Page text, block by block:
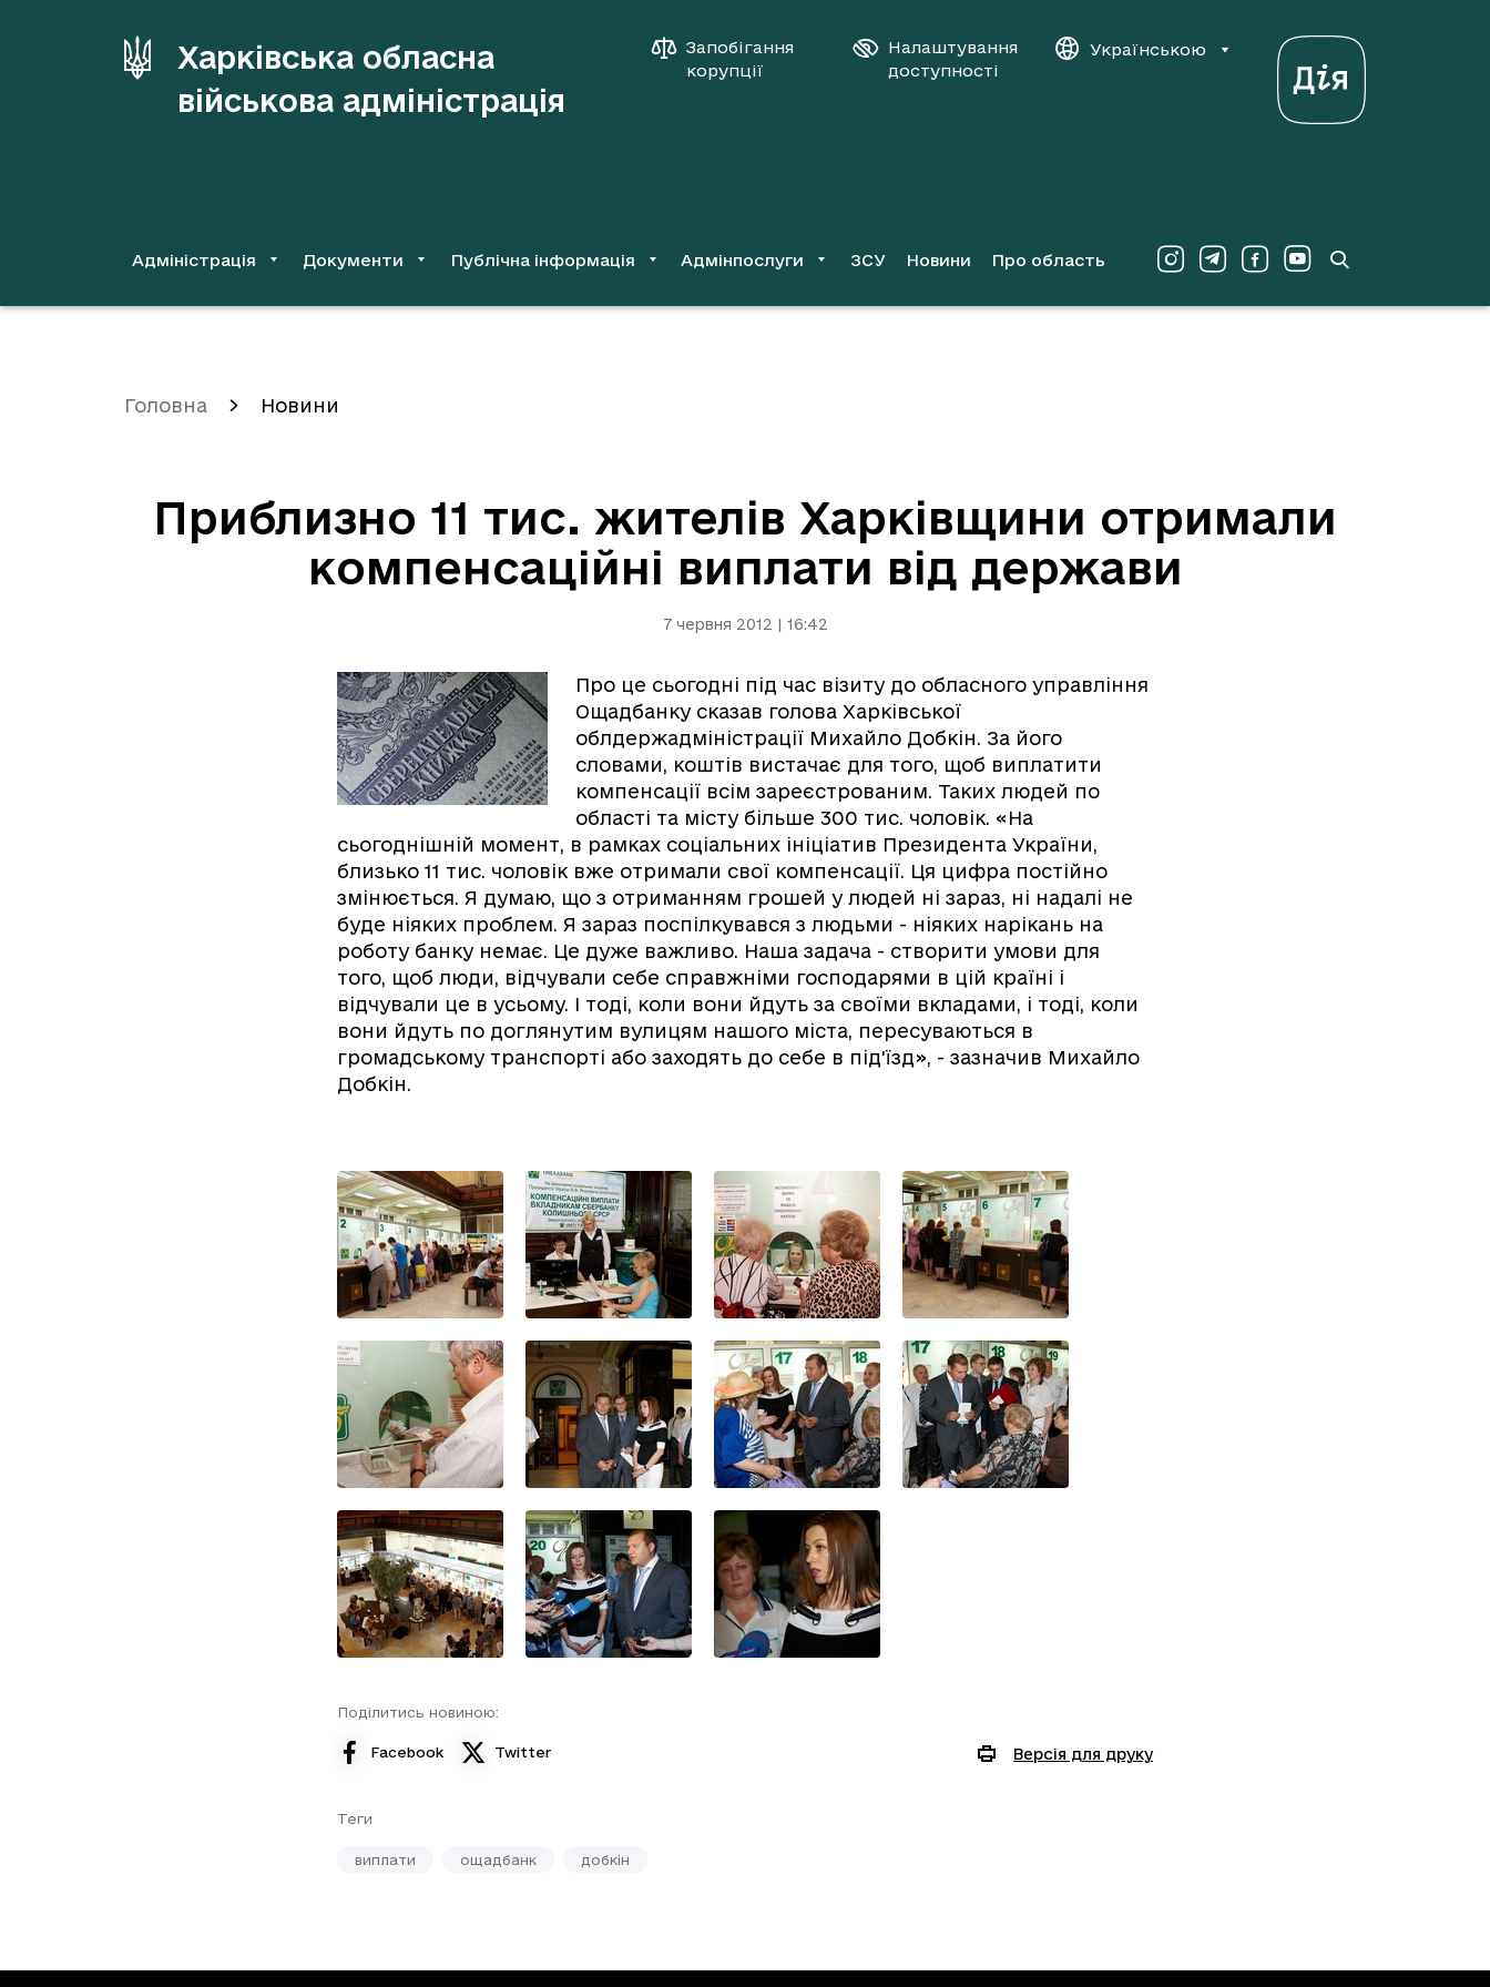
Харківська обласна
військова адміністрація
Запобігання
корупції
Налаштування
доступності
Українською
Адміністрація Документи Публічна інформація Адмінпослуги ЗСУ Новини Про область
Головна Новини
Приблизно 11 тис. жителів Харківщини отримали
компенсаційні виплати від держави
7 червня 2012 | 16:42
Про це сьогодні під час візиту до обласного управління
Ощадбанку сказав голова Харківської
облдержадміністрації Михайло Добкін. За його
словами, коштів вистачає для того, щоб виплатити
компенсації всім зареєстрованим. Таких людей по
області та місту більше 300 тис. чоловік. «На
сьогоднішній момент, в рамках соціальних ініціатив Президента України,
близько 11 тис. чоловік вже отримали свої компенсації. Ця цифра постійно
змінюється. Я думаю, що з отриманням грошей у людей ні зараз, ні надалі не
буде ніяких проблем. Я зараз поспілкувався з людьми - ніяких нарікань на
роботу банку немає. Це дуже важливо. Наша задача - створити умови для
того, щоб люди, відчували себе справжніми господарями в цій країні і
відчували це в усьому. І тоді, коли вони йдуть за своїми вкладами, і тоді, коли
вони йдуть по доглянутим вулицям нашого міста, пересуваються в
громадському транспорті або заходять до себе в під'їзд», - зазначив Михайло
Добкін.
Поділитись новиною:
Facebook Twitter Версія для друку
Теги
виплати ощадбанк добкін